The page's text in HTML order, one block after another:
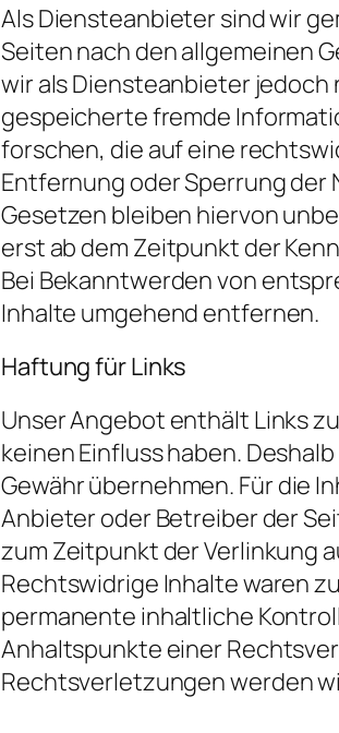
Als Diensteanbieter sind wir
Seiten nach den allgemeinen
wir als Diensteanbieter
gespeicherte fremde
forschen, die auf eine
Entfernung oder Sperrung
Gesetzen bleiben hiervon
erst ab dem Zeitpunkt der
Bei Bekanntwerden von
Inhalte umgehend entfernen.
Haftung für Links
Unser Angebot enthält Links
keinen Einfluss haben.
Gewähr übernehmen. Für die
Anbieter oder Betreiber der
zum Zeitpunkt der Verlinkung
Rechtswidrige Inhalte waren
permanente inhaltliche
Anhaltspunkte einer
Rechtsverletzungen werden